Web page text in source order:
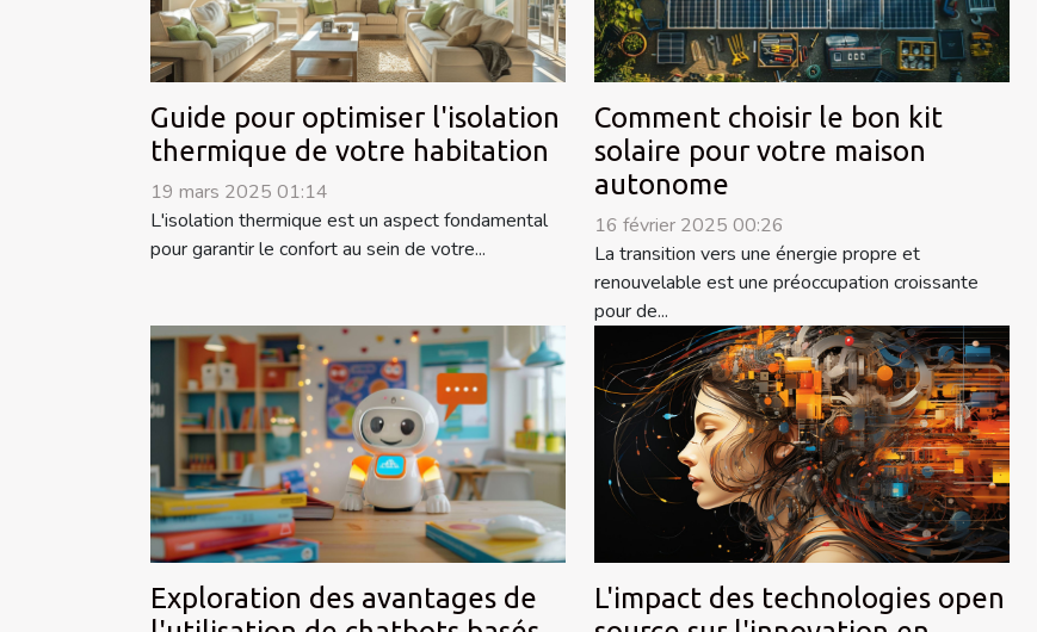
Guide pour optimiser l'isolation
thermique de votre habitation
19 mars 2025 01:14
L'isolation thermique est un aspect fondamental
pour garantir le confort au sein de votre...
Comment choisir le bon kit
solaire pour votre maison
autonome
16 février 2025 00:26
La transition vers une énergie propre et
renouvelable est une préoccupation croissante
pour de...
Exploration des avantages de
L'impact des technologies open